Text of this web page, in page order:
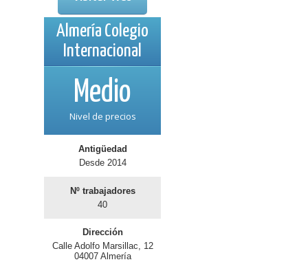
Almería Colegio
Internacional
Medio
Nivel de precios
Antigüedad
Desde 2014
Nº trabajadores
40
Dirección
Calle Adolfo Marsillac, 12
04007 Almería